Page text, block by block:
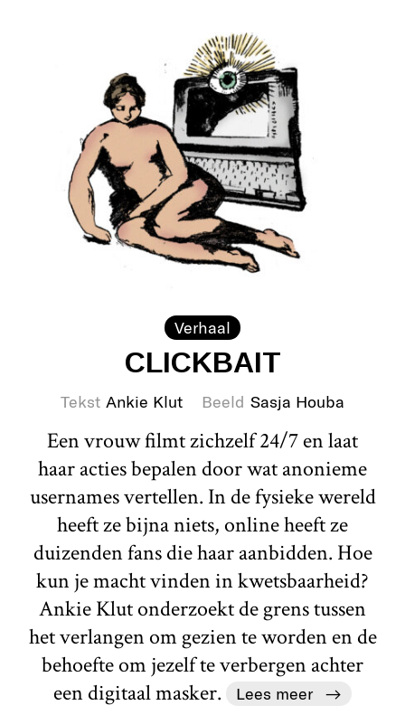
Verhaal
CLICKBAIT
Tekst Ankie Klut Beeld Sasja Houba
Een vrouw filmt zichzelf 24/7 en laat
haar acties bepalen door wat anonieme
usernames vertellen. In de fysieke wereld
heeft ze bijna niets, online heeft ze
duizenden fans die haar aanbidden. Hoe
kun je macht vinden in kwetsbaarheid?
Ankie Klut onderzoekt de grens tussen
het verlangen om gezien te worden en de
behoefte om jezelf te verbergen achter
een digitaal masker.
Lees meer